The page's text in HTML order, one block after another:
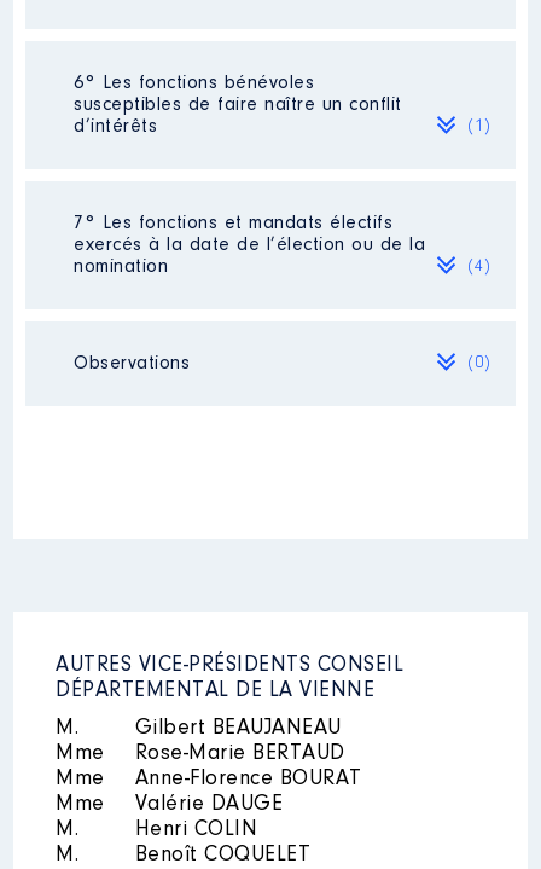
Evaluation: 550 € │ Nombre de parts
détenues : 55 │ Pourcentage du
capital détenu : 55 %
Néant
Activité professionnelle
Puéricultrice [Données non publiées]
Commentaire : Retraitée [Données non
publiées]
6° Les fonctions bénévoles
susceptibles de faire naître un conflit
d’intérêts
(1)
Description : Président
Organisme: L' ANDHAR : Association
Nationale de Drainage d'Hydraulique
7° Les fonctions et mandats électifs
exercés à la date de l’élection ou de la
nomination
(4)
Mandat
: Conseil Communautaire
de Grand poitiers │ de : 07/2020
à 12/2021
Observations (0)
AUTRES VICE-PRÉSIDENTS CONSEIL
DÉPARTEMENTAL DE LA VIENNE
M.
Gilbert BEAUJANEAU
Mme
Rose-Marie BERTAUD
Mme
Anne-Florence BOURAT
Mme
Valérie DAUGE
M.
Henri COLIN
M.
Benoît COQUELET